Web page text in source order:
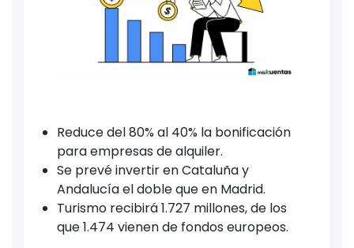
Reduce del 80% al 40% la bonificación
para empresas de alquiler.
Se prevé invertir en Cataluña y
Andalucía el doble que en Madrid.
Turismo recibirá 1.727 millones, de los
que 1.474 vienen de fondos europeos.